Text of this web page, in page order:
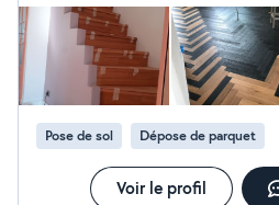
Pose de sol Dépose de parquet
Voir le profil